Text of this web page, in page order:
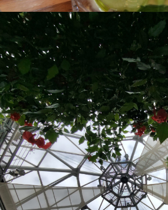
モバイル補償パック